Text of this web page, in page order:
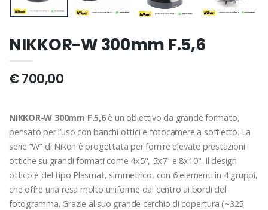
NIKKOR-W 300mm F.5,6
€ 700,00
NIKKOR-W 300mm F.5,6è un obiettivo da grande formato,
pensato per l’uso con banchi ottici e fotocamere a soffietto. La
serie “W” di Nikon è progettata per fornire elevate prestazioni
ottiche su grandi formati come 4x5", 5x7" e 8x10". Il design
ottico è del tipo Plasmat, simmetrico, con 6 elementi in 4 gruppi,
che offre una resa molto uniforme dal centro ai bordi del
fotogramma. Grazie al suo grande cerchio di copertura (~325